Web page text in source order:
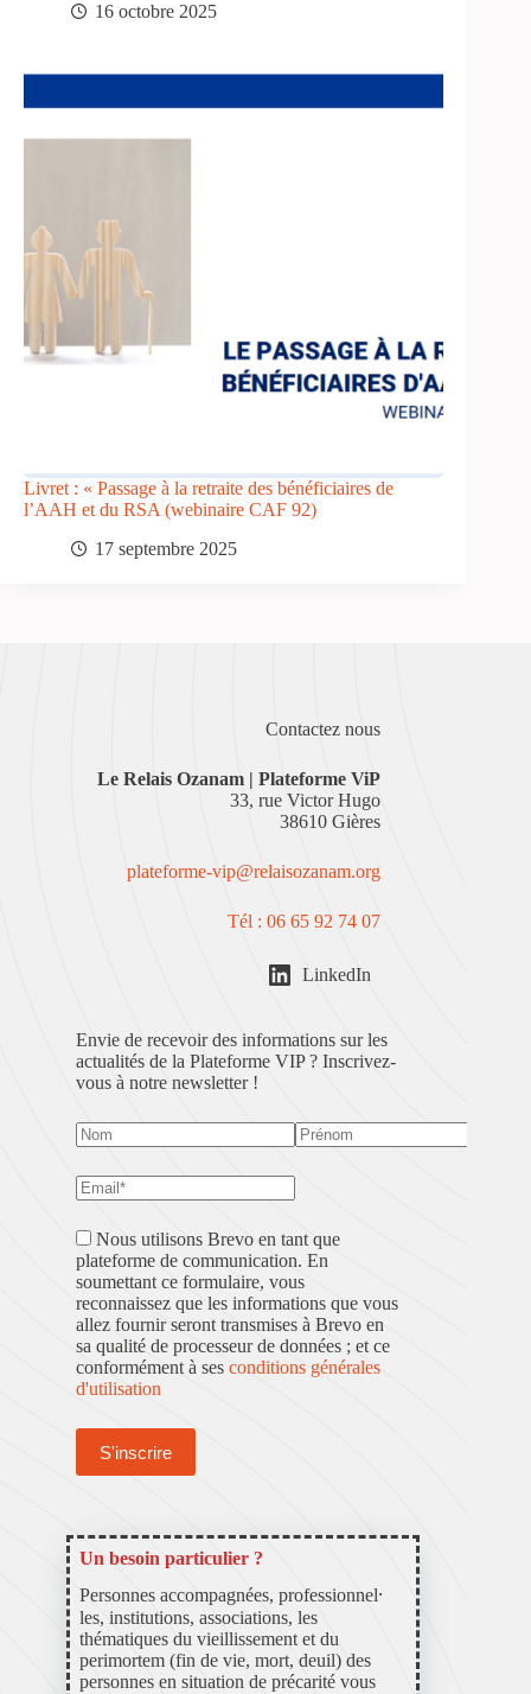
16 octobre 2025
Livret : « Passage à la retraite des bénéficiaires de
l’AAH et du RSA (webinaire CAF 92)
17 septembre 2025
Contactez nous
Le Relais Ozanam | Plateforme ViP
33, rue Victor Hugo
38610 Gières
plateforme-vip@relaisozanam.org
Tél : 06 65 92 74 07
LinkedIn
Envie de recevoir des informations sur les
actualités de la Plateforme VIP ? Inscrivez-
vous à notre newsletter !
Nous utilisons Brevo en tant que
plateforme de communication. En
soumettant ce formulaire, vous
reconnaissez que les informations que vous
allez fournir seront transmises à Brevo en
sa qualité de processeur de données ; et ce
conformément à ses conditions générales
d'utilisation
Un besoin particulier ?
Personnes accompagnées, professionnel⸱
les, institutions, associations, les
thématiques du vieillissement et du
perimortem (fin de vie, mort, deuil) des
personnes en situation de précarité vous